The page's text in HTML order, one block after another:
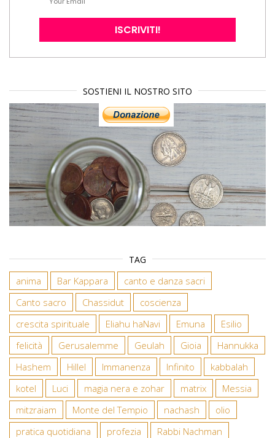
SOSTIENI IL NOSTRO SITO
TAG
anima Bar Kappara
canto e danza sacri
Canto sacro
Chassidut
coscienza
crescita spirituale
Eliahu haNavi Emuna
Esilio
felicità
Gerusalemme Geulah Gioia
Hannukka
Hashem
Hillel Immanenza Infinito
kabbalah
kotel
Luci magia nera e zohar matrix
Messia
mitzraiam
Monte del Tempio nachash
olio
pratica quotidiana
profezia
Rabbi Nachman